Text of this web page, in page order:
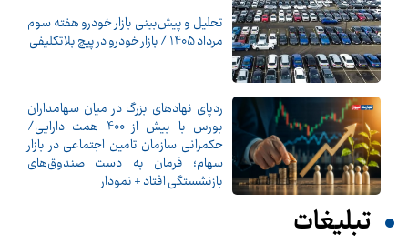
تحلیل و پیش‌بینی بازار خودرو هفته سوم
مرداد 1405 / بازار خودرو در پیچ بلاتکلیفی
ردپای نهادهای بزرگ در میان سهامداران
بورس با بیش از 400 همت دارایی/
حکمرانی سازمان تامین اجتماعی در بازار
سهام؛ فرمان به دست صندوق‌های
بازنشستگی افتاد + نمودار
تبلیغات